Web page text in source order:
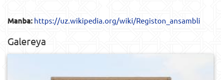
Manba: https://uz.wikipedia.org/wiki/Registon_ansambli
Galereya